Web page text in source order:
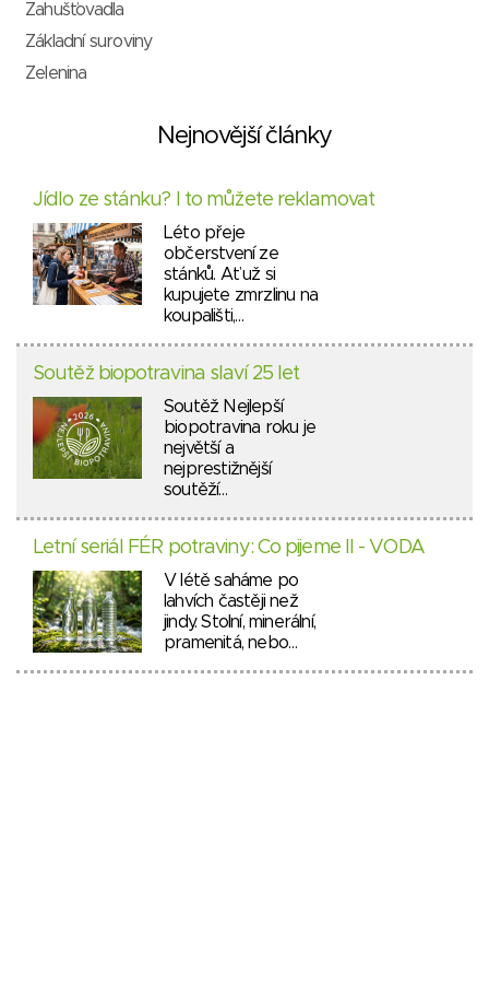
Zahušťovadla
Základní suroviny
Zelenina
Nejnovější články
Jídlo ze stánku? I to můžete reklamovat
Léto přeje
občerstvení ze
stánků. Ať už si
kupujete zmrzlinu na
koupališti,…
Soutěž biopotravina slaví 25 let
Soutěž Nejlepší
biopotravina roku je
největší a
nejprestižnější
soutěží…
Letní seriál FÉR potraviny: Co pijeme II - VODA
V létě saháme po
lahvích častěji než
jindy. Stolní, minerální,
pramenitá, nebo…